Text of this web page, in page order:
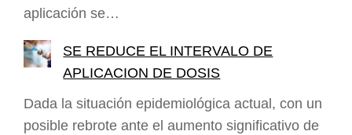
aplicación se…
SE REDUCE EL INTERVALO DE
APLICACION DE DOSIS
Dada la situación epidemiológica actual, con un
posible rebrote ante el aumento significativo de